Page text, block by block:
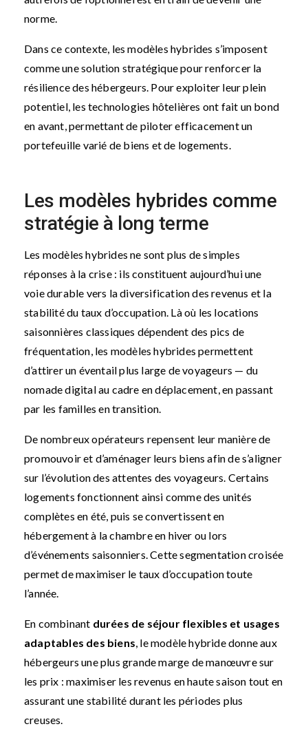
norme.
Dans ce contexte, les modèles hybrides s’imposent
comme une solution stratégique pour renforcer la
résilience des hébergeurs. Pour exploiter leur plein
potentiel, les technologies hôtelières ont fait un bond
en avant, permettant de piloter efficacement un
portefeuille varié de biens et de logements.
Les modèles hybrides comme
stratégie à long terme
Les modèles hybrides ne sont plus de simples
réponses à la crise : ils constituent aujourd’hui une
voie durable vers la diversification des revenus et la
stabilité du taux d’occupation. Là où les locations
saisonnières classiques dépendent des pics de
fréquentation, les modèles hybrides permettent
d’attirer un éventail plus large de voyageurs — du
nomade digital au cadre en déplacement, en passant
par les familles en transition.
De nombreux opérateurs repensent leur manière de
promouvoir et d’aménager leurs biens afin de s’aligner
sur l’évolution des attentes des voyageurs. Certains
logements fonctionnent ainsi comme des unités
complètes en été, puis se convertissent en
hébergement à la chambre en hiver ou lors
d’événements saisonniers. Cette segmentation croisée
permet de maximiser le taux d’occupation toute
l’année.
En combinant durées de séjour flexibles et usages
adaptables des biens, le modèle hybride donne aux
hébergeurs une plus grande marge de manœuvre sur
les prix : maximiser les revenus en haute saison tout en
assurant une stabilité durant les périodes plus
creuses.